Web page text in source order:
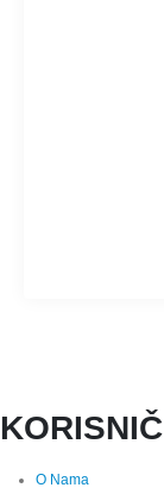
O Nama